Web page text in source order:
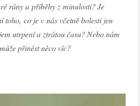
rány a příběhy z minulosti? Je
toho, co je v nás včetně bolesti jen
utrpení a ztrátou času? Nebo nám
může přinést něco víc?